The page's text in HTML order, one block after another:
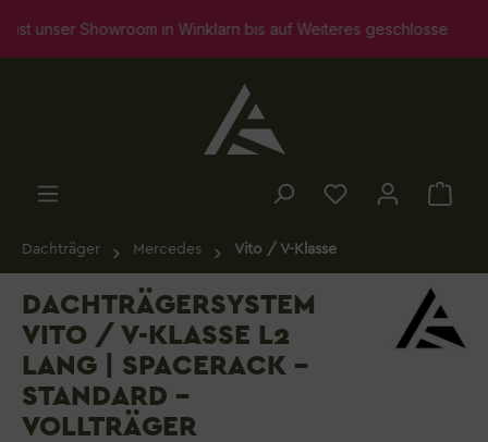
springen
unser Showroom in Winklarn bis auf Weiteres geschlossen.
Dachträger Mercedes Vito / V-Klasse
DACHTRÄGERSYSTEM
VITO / V-KLASSE L2
LANG | SPACERACK -
STANDARD -
VOLLTRÄGER